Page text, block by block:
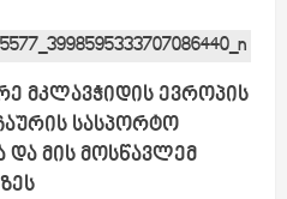
მკლავჭიდის ევროპის
სასპორტო
მის მოსწავლემ